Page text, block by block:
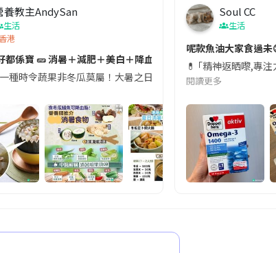
1標示」🚨
別留意隨身行李中的行動電源。一名旅客日前在機場安檢
養教主AndySan
生活
港
都係寶 🥒 消暑＋減肥＋美白＋降血脂
種時令蔬果非冬瓜莫屬！大暑之日，點都要飲碗冬瓜湯消暑
Soul CC
生活
呢款魚油大家食過未
💊 ｢精神返晒嚟,專
閱讀更多